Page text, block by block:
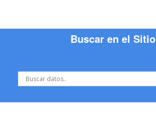
Buscar en el Sitio